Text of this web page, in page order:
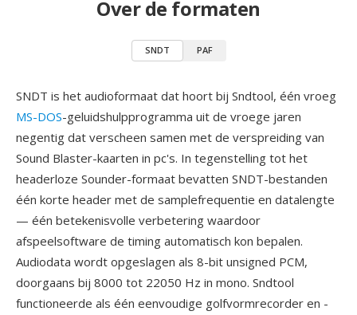
Over de formaten
SNDT PAF
SNDT is het audioformaat dat hoort bij Sndtool, één vroeg
MS-DOS-geluidshulpprogramma uit de vroege jaren
negentig dat verscheen samen met de verspreiding van
Sound Blaster-kaarten in pc's. In tegenstelling tot het
headerloze Sounder-formaat bevatten SNDT-bestanden
één korte header met de samplefrequentie en datalengte
— één betekenisvolle verbetering waardoor
afspeelsoftware de timing automatisch kon bepalen.
Audiodata wordt opgeslagen als 8-bit unsigned PCM,
doorgaans bij 8000 tot 22050 Hz in mono. Sndtool
functioneerde als één eenvoudige golfvormrecorder en -